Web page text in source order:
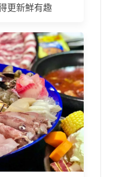
更新鮮有趣